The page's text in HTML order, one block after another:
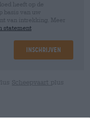
heeft op de
basis van uw
van intrekking. Meer
statement
Inschrijven
Scheepvaart plus